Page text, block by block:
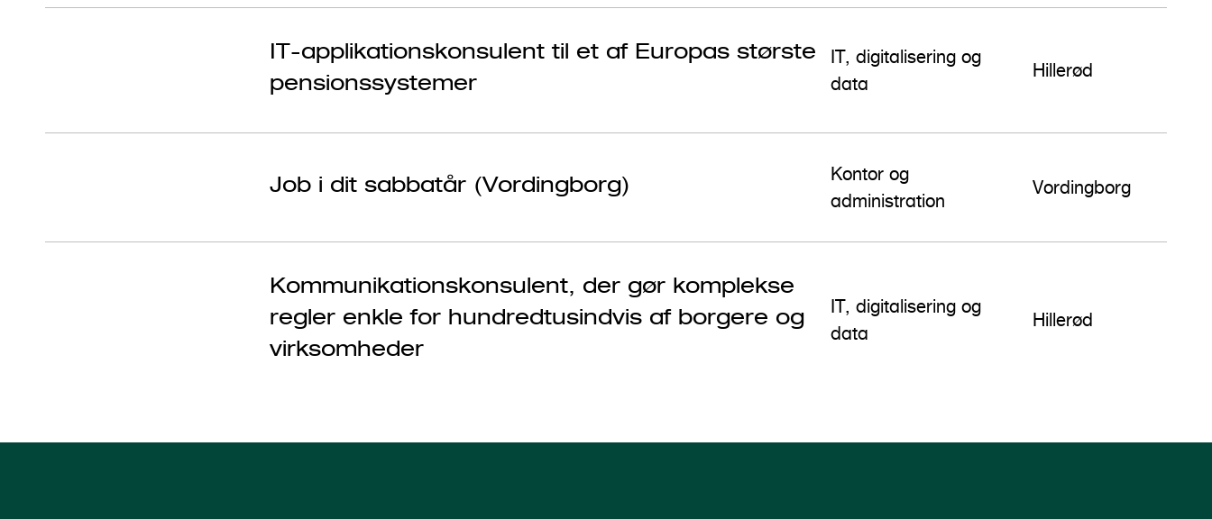
IT-applikationskonsulent til et af Europas største
pensionssystemer
IT, digitalisering og
data
Hillerød
Job i dit sabbatår (Vordingborg)
Kontor og
administration
Vordingborg
Kommunikationskonsulent, der gør komplekse
regler enkle for hundredtusindvis af borgere og
virksomheder
IT, digitalisering og
data
Hillerød